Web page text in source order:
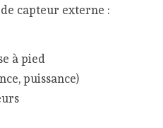
capteur externe :
à pied
puissance)